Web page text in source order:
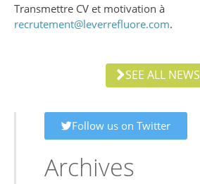
Transmettre CV et motivation à
recrutement@leverrefluore.com.
SEE ALL NEWS
Follow us on Twitter
Archives